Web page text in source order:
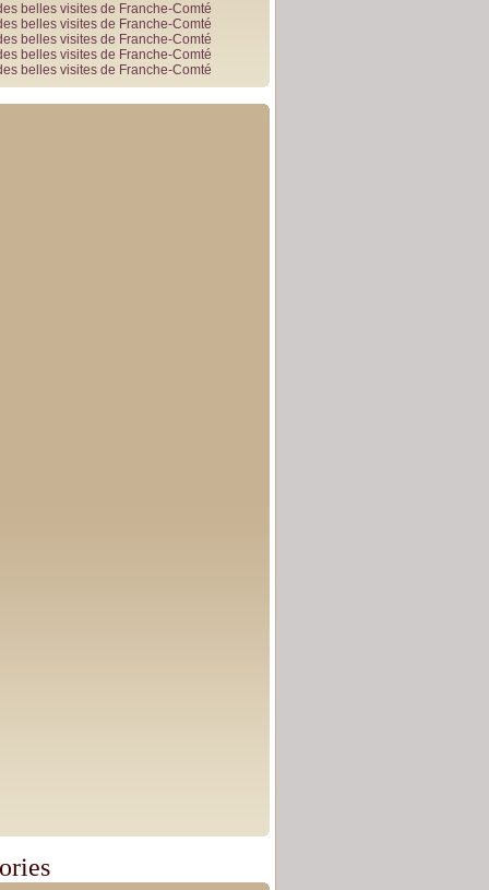
belles visites de Franche-Comté
belles visites de Franche-Comté
belles visites de Franche-Comté
belles visites de Franche-Comté
belles visites de Franche-Comté